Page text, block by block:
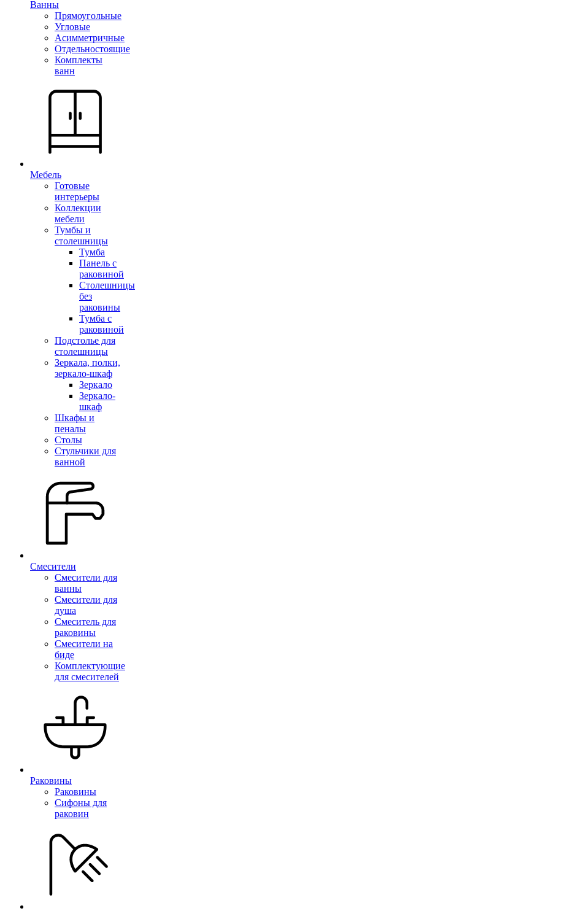
Ванны
Прямоугольные
Угловые
Асимметричные
Отдельностоящие
Комплекты
ванн
Мебель
Готовые
интерьеры
Коллекции
мебели
Тумбы и
столешницы
Тумба
Панель с
раковиной
Столешницы
без
раковины
Тумба с
раковиной
Подстолье для
столешницы
Зеркала, полки,
зеркало-шкаф
Зеркало
Зеркало-
шкаф
Шкафы и
пеналы
Столы
Стульчики для
ванной
Смесители
Смесители для
ванны
Смесители для
душа
Смеситель для
раковины
Смесители на
биде
Комплектующие
для смесителей
Раковины
Раковины
Сифоны для
раковин